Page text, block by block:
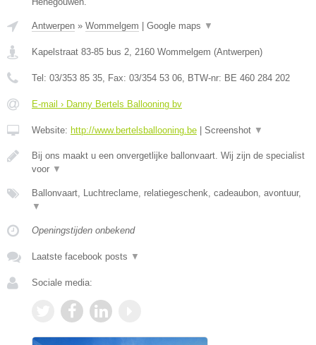
Antwerpen » Wommelgem Google maps ▼
Kapelstraat 83-85 bus 2 2160 Wommelgem (Antwerpen)
Tel: 03/353 85 35 , Fax: 03/354 53 06 , BTW-nr: BE 460 284 202
E-mail › Danny Bertels Ballooning bv
Website: http://www.bertelsballooning.be Screenshot ▼
Bij ons maakt u een onvergetlijke ballonvaart. Wij zijn de specialist
voor ▼
Ballonvaart, Luchtreclame, relatiegeschenk, cadeaubon, avontuur,
▼
Openingstijden onbekend
Laatste facebook posts ▼
Sociale media: